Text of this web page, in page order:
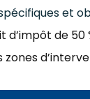
et
d’impôt de 50
zones